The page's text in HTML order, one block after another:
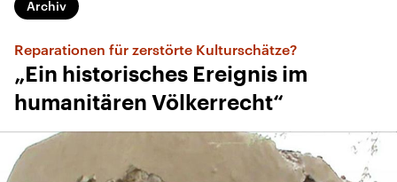
Archiv
Reparationen für zerstörte Kulturschätze?
„Ein historisches Ereignis im
humanitären Völkerrecht“